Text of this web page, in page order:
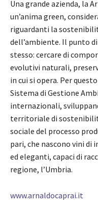
Una grande azienda, la
un’anima green,
riguardanti la
dell’ambiente. Il punto
stesso: cercare di
evolutivi naturali,
in cui si opera. Per
Sistema di Gestione
internazionali,
territoriale di
sociale del processo
pari, che nascono vini
ed eleganti, capaci di
regione, l’Umbria.
www.arnaldocaprai.it